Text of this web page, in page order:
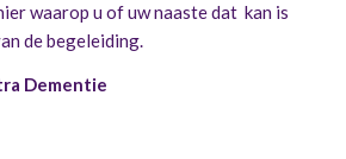
waarop u of uw naaste dat kan is
de begeleiding.
Dementie